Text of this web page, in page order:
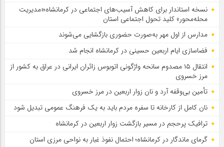
نسخه استاندار برای کاهش آسیب‌های اجتماعی در کرمانشاه؛«مدیریت
محله‌محور» کلید تحول اجتماعی استان
مدارس از اول مهر به‌صورت حضوری بازگشایی می‌شوند
فضاسازی ایام اربعین حسینی در کرمانشاه انجام شد
انتقال ۱۵ مصدوم سانحه واژگونی اتوبوس زائران ایرانی در عراق به کشور از
مرز خسروی
تأمین بی‌وقفه آرد و نان زوار اربعین در مرز خسروی
نان کامل از کارخانه تا سفره مردم باید به یک فرهنگ عمومی تبدیل شود
ترافیک پرحجم در مسیر بازگشت زوار اربعین در کرمانشاه
گرمای ماندگار در کرمانشاه؛ احتمال نفوذ غبار به نواحی مرزی استان